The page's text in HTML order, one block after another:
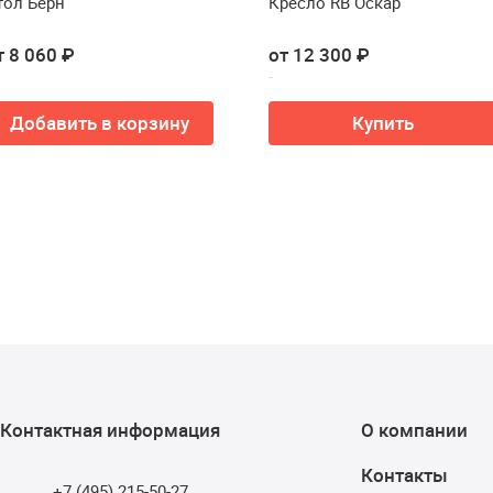
8 060 ₽
Добавить в корзину
от 12 300 ₽
Купить
Контактная информация
О компании
Контакты